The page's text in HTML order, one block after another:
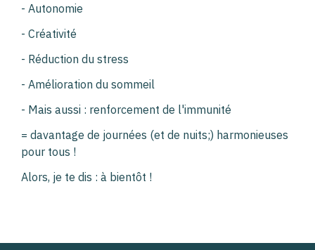
- Autonomie
- Créativité
- Réduction du stress
- Amélioration du sommeil
- Mais aussi : renforcement de l'immunité
= davantage de journées (et de nuits;) harmonieuses
pour tous !
Alors, je te dis : à bientôt !